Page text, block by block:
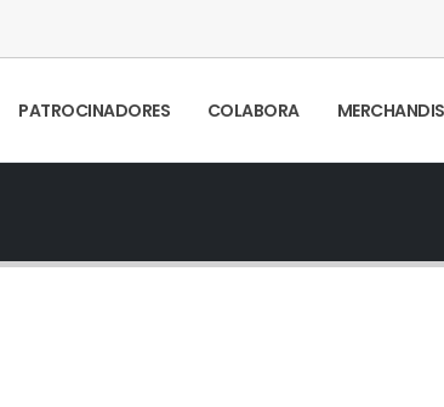
PATROCINADORES COLABORA